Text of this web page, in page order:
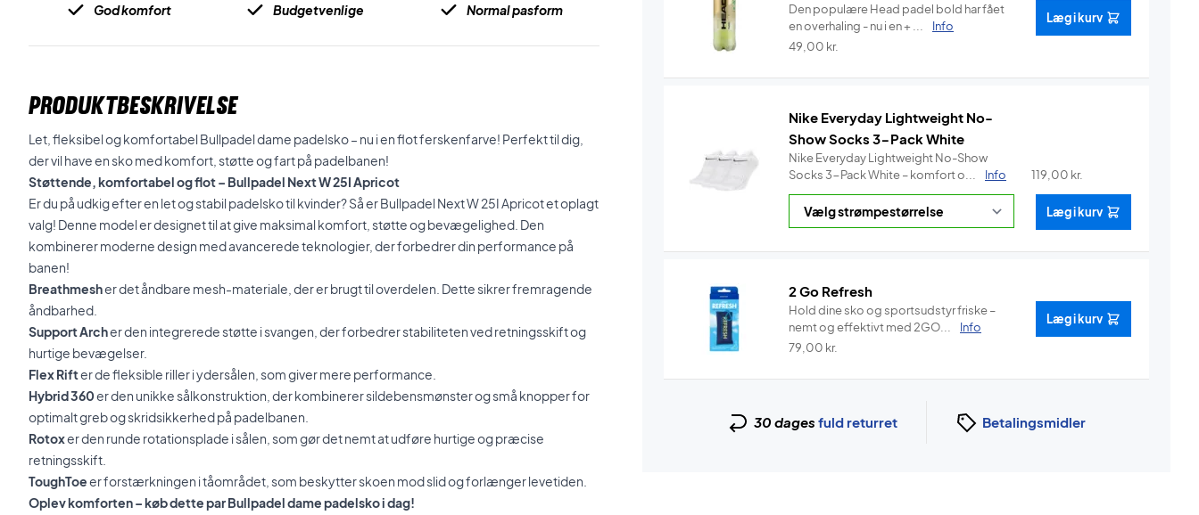
God komfort Budgetvenlige Normal pasform
PRODUKTBESKRIVELSE
Let, fleksibel og komfortabel Bullpadel dame padelsko – nu i en flot ferskenfarve! Perfekt til dig,
der vil have en sko med komfort, støtte og fart på padelbanen!
Støttende, komfortabel og flot – Bullpadel Next W 25I Apricot
Er du på udkig efter en let og stabil padelsko til kvinder? Så er Bullpadel Next W 25I Apricot et oplagt
valg! Denne model er designet til at give maksimal komfort, støtte og bevægelighed. Den
kombinerer moderne design med avancerede teknologier, der forbedrer din performance på
banen!
Breathmesher det åndbare mesh-materiale, der er brugt til overdelen. Dette sikrer fremragende
åndbarhed.
Support Archer den integrerede støtte i svangen, der forbedrer stabiliteten ved retningsskift og
hurtige bevægelser.
Flex Rifter de fleksible riller i ydersålen, som giver mere performance.
Hybrid 360er den unikke sålkonstruktion, der kombinerer sildebensmønster og små knopper for
optimalt greb og skridsikkerhed på padelbanen.
Rotoxer den runde rotationsplade i sålen, som gør det nemt at udføre hurtige og præcise
retningsskift.
ToughToeer forstærkningen i tåområdet, som beskytter skoen mod slid og forlænger levetiden.
Oplev komforten – køb dette par Bullpadel dame padelsko i dag!
Den populære Head padel bold har fået
en overhaling - nu i en + ...
Info
49,00 kr.
Læg i kurv
Nike Everyday Lightweight No-
Show Socks 3-Pack White
Nike Everyday Lightweight No-Show
Socks 3-Pack White – komfort o...
Info 119,00 kr.
Læg i kurv
2 Go Refresh
Hold dine sko og sportsudstyr friske –
nemt og effektivt med 2GO...
Info
79,00 kr.
Læg i kurv
30 dages fuld returret Betalingsmidler